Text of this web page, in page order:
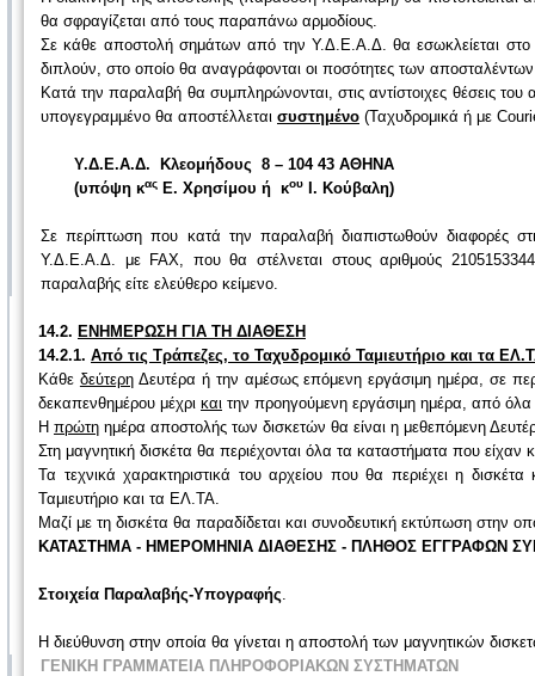
θα σφραγίζεται από τους παραπάνω αρμοδίους.
Σε κάθε αποστολή σημάτων από την Υ.Δ.Ε.Α.Δ. θα εσωκλείεται
διπλούν, στο οποίο θα αναγράφονται οι ποσότητες των
Κατά την παραλαβή θα συμπληρώνονται, στις αντίστοιχες θέσεις
υπογεγραμμένο θα αποστέλλεται συστημένο (Ταχυδρομικά ή με
Υ.Δ.Ε.Α.Δ. Κλεομήδους 8 – 104 43 ΑΘΗΝΑ
(υπόψη κας Ε. Χρησίμου ή κου Ι. Κούβαλη)
Σε περίπτωση που κατά την παραλαβή διαπιστωθούν διαφορές
Υ.Δ.Ε.Α.Δ. με FAX, που θα στέλνεται στους αριθμούς
παραλαβής είτε ελεύθερο κείμενο.
14.2. ΕΝΗΜΕΡΩΣΗ ΓΙΑ ΤΗ ΔΙΑΘΕΣΗ
14.2.1. Από τις Τράπεζες, το Ταχυδρομικό Ταμιευτήριο και τα
Κάθε δεύτερηΔευτέρα ή την αμέσως επόμενη εργάσιμη ημέρα, σε
δεκαπενθημέρου μέχρι και την προηγούμενη εργάσιμη ημέρα, από όλα
Η πρώτη ημέρα αποστολής των δισκετών θα είναι η μεθεπόμενη
Στη μαγνητική δισκέτα θα περιέχονται όλα τα καταστήματα που είχαν
Τα τεχνικά χαρακτηριστικά του αρχείου που θα περιέχει η
Ταμιευτήριο και τα ΕΛ.ΤΑ.
Μαζί με τη δισκέτα θα παραδίδεται και συνοδευτική εκτύπωση στην
ΚΑΤΑΣΤΗΜΑ - ΗΜΕΡΟΜΗΝΙΑ ΔΙΑΘΕΣΗΣ - ΠΛΗΘΟΣ ΕΓΓΡΑΦΩΝ
Στοιχεία Παραλαβής-Υπογραφής
Η διεύθυνση στην οποία θα γίνεται η αποστολή των μαγνητικών
ΓΕΝΙΚΗ ΓΡΑΜΜΑΤΕΙΑ ΠΛΗΡΟΦΟΡΙΑΚΩΝ ΣΥΣΤΗΜΑΤΩΝ